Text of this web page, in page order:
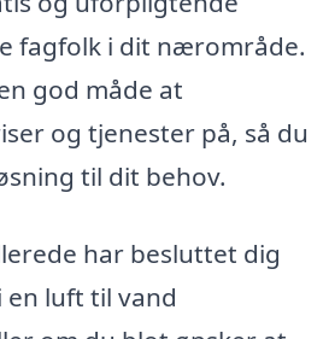
fagfolk i dit nærområde.
god måde at
og tjenester på, så du
til dit behov.
har besluttet dig
luft til vand